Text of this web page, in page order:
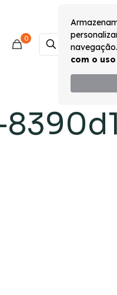
navegação.
com o
0